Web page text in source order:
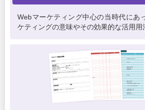
Webマーケティング中心の当時代にあ
ケティングの意味やその効果的な活用用